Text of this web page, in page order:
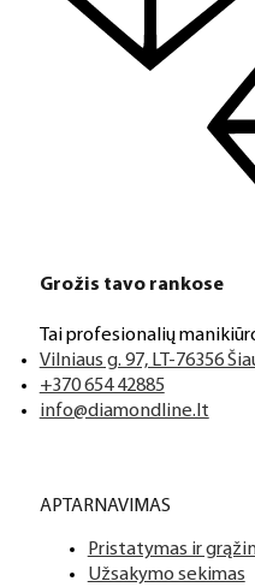
Grožis tavo rankose
Tai profesionalių
Vilniaus g. 97, LT-76356
+370 654 42885
info@diamondline.lt
APTARNAVIMAS
Pristatymas ir
Užsakymo sekimas